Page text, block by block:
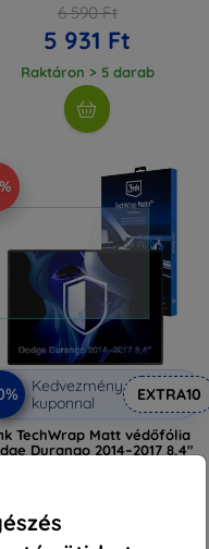
6 590 Ft
5 931 Ft
Raktáron > 5 darab
Kedvezmény
kuponnal
EXTRA10
TechWrap Matt védőfólia
Durango 2014–2017 8,4"
10 700 Ft
Raktáron 3 darab